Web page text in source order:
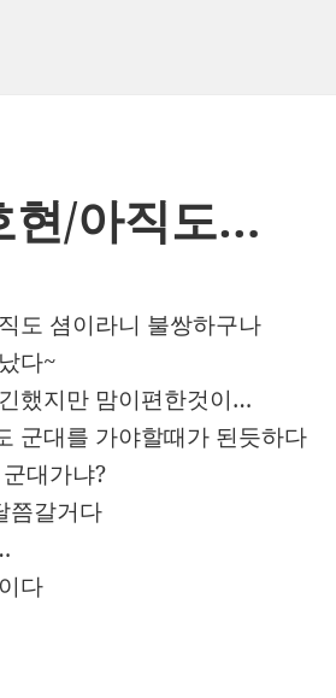
현/아직도…
도 셤이라니 불쌍하구나
다~
했지만 맘이편한것이…
군대를 가야할때가 된듯하다
대가냐?
쯤갈거다
다